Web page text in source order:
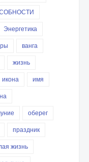
Энергетика
ванга
жизнь
икона
имя
оберег
праздник
жизнь